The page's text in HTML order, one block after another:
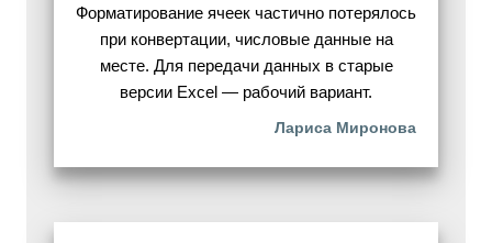
Форматирование ячеек частично потерялось
при конвертации, числовые данные на
месте. Для передачи данных в старые
версии Excel — рабочий вариант.
Лариса Миронова